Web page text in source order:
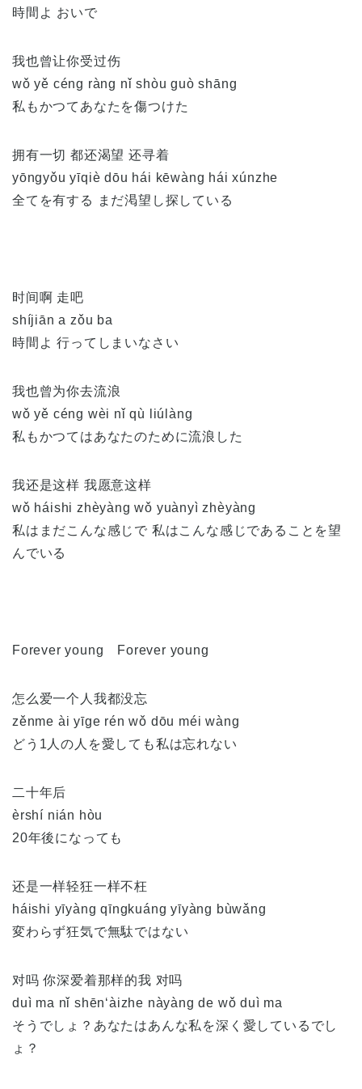
時間よ おいで
我也曾让你受过伤
wǒ yě céng ràng nǐ shòu guò shāng
私もかつてあなたを傷つけた
拥有一切 都还渴望 还寻着
yōngyǒu yīqiè dōu hái kēwàng hái xúnzhe
全てを有する まだ渇望し探している
时间啊 走吧
shíjiān a zǒu ba
時間よ 行ってしまいなさい
我也曾为你去流浪
wǒ yě céng wèi nǐ qù liúlàng
私もかつてはあなたのために流浪した
我还是这样 我愿意这样
wǒ háishi zhèyàng wǒ yuànyì zhèyàng
私はまだこんな感じで 私はこんな感じであることを望
んでいる
Forever young Forever young
怎么爱一个人我都没忘
zěnme ài yīge rén wǒ dōu méi wàng
どう1人の人を愛しても私は忘れない
二十年后
èrshí nián hòu
20年後になっても
还是一样轻狂一样不枉
háishi yīyàng qīngkuáng yīyàng bùwǎng
変わらず狂気で無駄ではない
对吗 你深爱着那样的我 对吗
duì ma nǐ shēn‘àizhe nàyàng de wǒ duì ma
そうでしょ？あなたはあんな私を深く愛しているでし
ょ？